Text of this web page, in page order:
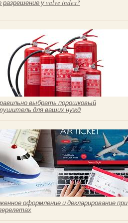
разрешение у valve index?
выбрать порошковый
для ваших нужд
оформление и декларирование при